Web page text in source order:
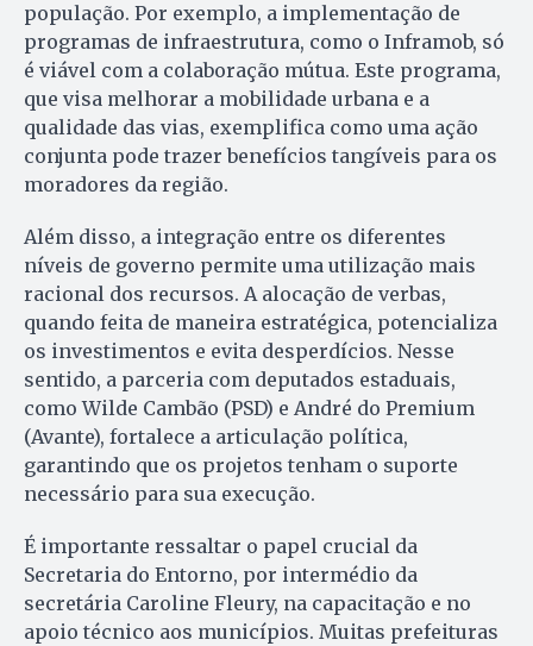
população. Por exemplo, a implementação de
programas de infraestrutura, como o Inframob, só
é viável com a colaboração mútua. Este programa,
que visa melhorar a mobilidade urbana e a
qualidade das vias, exemplifica como uma ação
conjunta pode trazer benefícios tangíveis para os
moradores da região.
Além disso, a integração entre os diferentes
níveis de governo permite uma utilização mais
racional dos recursos. A alocação de verbas,
quando feita de maneira estratégica, potencializa
os investimentos e evita desperdícios. Nesse
sentido, a parceria com deputados estaduais,
como Wilde Cambão (PSD) e André do Premium
(Avante), fortalece a articulação política,
garantindo que os projetos tenham o suporte
necessário para sua execução.
É importante ressaltar o papel crucial da
Secretaria do Entorno, por intermédio da
secretária Caroline Fleury, na capacitação e no
apoio técnico aos municípios. Muitas prefeituras